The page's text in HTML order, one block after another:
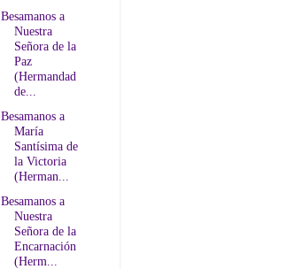
Besamanos a
Nuestra
Señora de la
Paz
(Hermandad
de...
Besamanos a
María
Santísima de
la Victoria
(Herman...
Besamanos a
Nuestra
Señora de la
Encarnación
(Herm...